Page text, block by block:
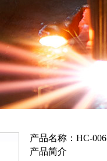
产品名称：HC-006
产品简介